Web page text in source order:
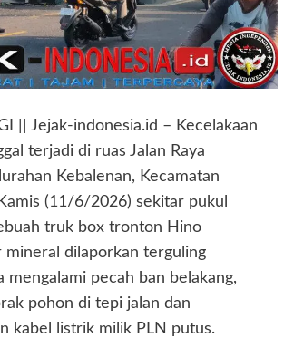
|| Jejak-indonesia.id – Kecelakaan
terjadi di ruas Jalan Raya
Kebalenan, Kecamatan
(11/6/2026) sekitar pukul
truk box tronton Hino
mineral dilaporkan terguling
mengalami pecah ban belakang,
pohon di tepi jalan dan
kabel listrik milik PLN putus.